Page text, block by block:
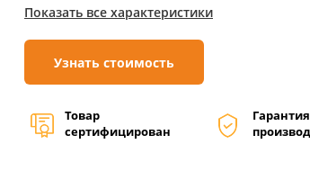
Показать все характеристики
Узнать стоимость
Товар
сертифицирован